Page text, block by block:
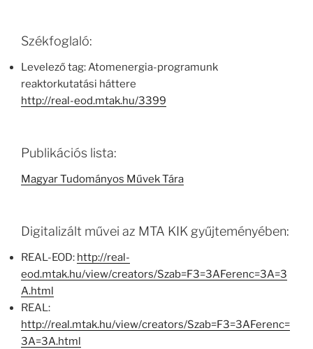
Székfoglaló:
Levelező tag: Atomenergia-programunk
reaktorkutatási háttere
http://real-eod.mtak.hu/3399
Publikációs lista:
Magyar Tudományos Művek Tára
Digitalizált művei az MTA KIK gyűjteményében:
REAL-EOD: http://real-
eod.mtak.hu/view/creators/Szab=F3=3AFerenc=3A=3
A.html
REAL:
http://real.mtak.hu/view/creators/Szab=F3=3AFerenc=
3A=3A.html